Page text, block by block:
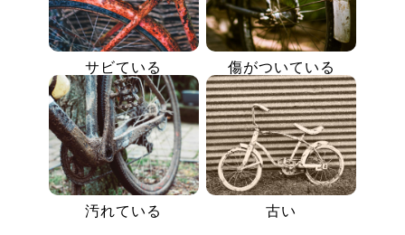
サビている 傷がついている
汚れている 古い